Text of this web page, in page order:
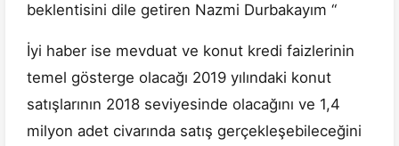
beklentisini dile getiren Nazmi Durbakayım “
İyi haber ise mevduat ve konut kredi faizlerinin
temel gösterge olacağı 2019 yılındaki konut
satışlarının 2018 seviyesinde olacağını ve 1,4
milyon adet civarında satış gerçekleşebileceğini